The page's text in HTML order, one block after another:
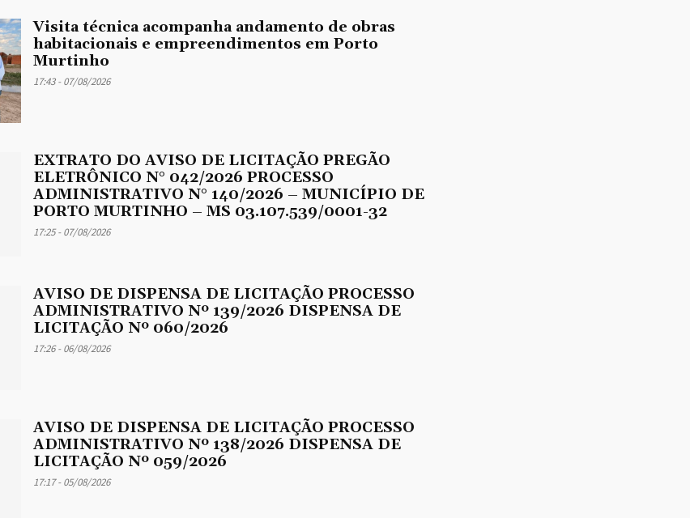
Visita técnica acompanha andamento de obras
habitacionais e empreendimentos em Porto
Murtinho
17:43 - 07/08/2026
EXTRATO DO AVISO DE LICITAÇÃO PREGÃO
ELETRÔNICO N° 042/2026 PROCESSO
ADMINISTRATIVO N° 140/2026 – MUNICÍPIO DE
PORTO MURTINHO – MS 03.107.539/0001-32
17:25 - 07/08/2026
AVISO DE DISPENSA DE LICITAÇÃO PROCESSO
ADMINISTRATIVO Nº 139/2026 DISPENSA DE
LICITAÇÃO Nº 060/2026
17:26 - 06/08/2026
AVISO DE DISPENSA DE LICITAÇÃO PROCESSO
ADMINISTRATIVO Nº 138/2026 DISPENSA DE
LICITAÇÃO Nº 059/2026
17:17 - 05/08/2026